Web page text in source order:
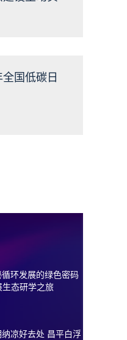
国低碳日
环发展的绿色密码
态研学之旅
凉好去处 昌平白浮